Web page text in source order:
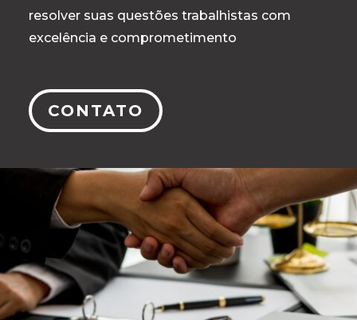
resolver suas questões trabalhistas com
excelência e comprometimento
CONTATO